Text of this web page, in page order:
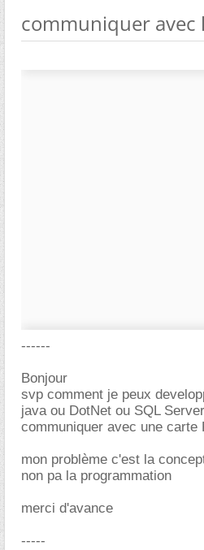
communiquer avec
------
Bonjour
svp comment je peux
java ou DotNet ou SQL
communiquer avec une carte
mon problème c'est la
non pa la programmation
merci d'avance
-----